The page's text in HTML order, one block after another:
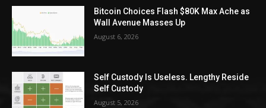
Bitcoin Choices Flash $80K Max Ache as
Wall Avenue Masses Up
August 6, 2026
Self Custody Is Useless. Lengthy Reside
Self Custody
August 5, 2026